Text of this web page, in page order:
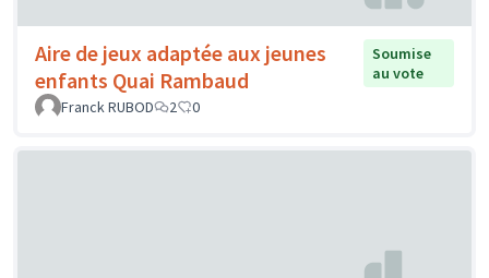
Aire de jeux adaptée aux jeunes
enfants Quai Rambaud
Soumise
au vote
Franck RUBOD
2 0